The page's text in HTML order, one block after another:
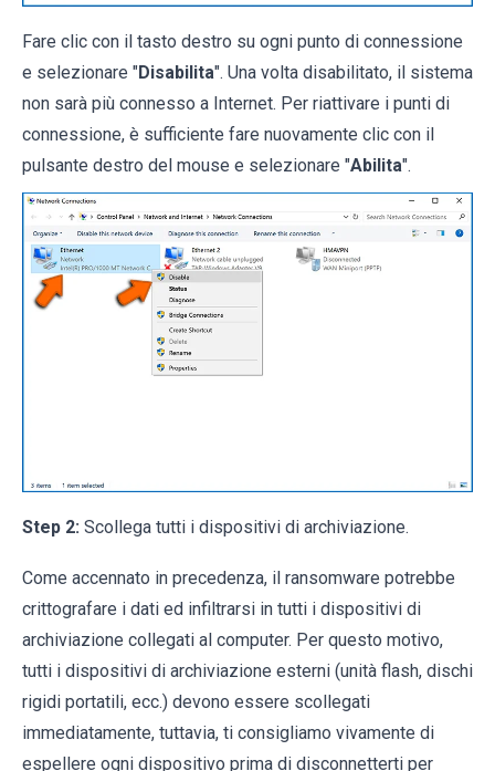
Fare clic con il tasto destro su ogni punto di connessione
e selezionare "Disabilita". Una volta disabilitato, il sistema
non sarà più connesso a Internet. Per riattivare i punti di
connessione, è sufficiente fare nuovamente clic con il
pulsante destro del mouse e selezionare "Abilita".
Step 2: Scollega tutti i dispositivi di archiviazione.
Come accennato in precedenza, il ransomware potrebbe
crittografare i dati ed infiltrarsi in tutti i dispositivi di
archiviazione collegati al computer. Per questo motivo,
tutti i dispositivi di archiviazione esterni (unità flash, dischi
rigidi portatili, ecc.) devono essere scollegati
immediatamente, tuttavia, ti consigliamo vivamente di
espellere ogni dispositivo prima di disconnetterti per